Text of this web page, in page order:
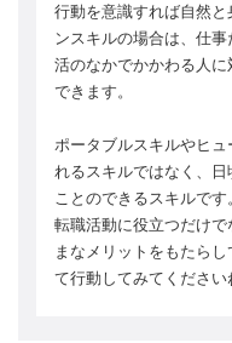
行動を意識すれば自然
ンスキルの場合は、仕
活のなかでかかわる人
できます。
ポータブルスキルやヒ
れるスキルではなく、
ことのできるスキルで
転職活動に役立つだけ
まなメリットをもたら
て行動してみてください